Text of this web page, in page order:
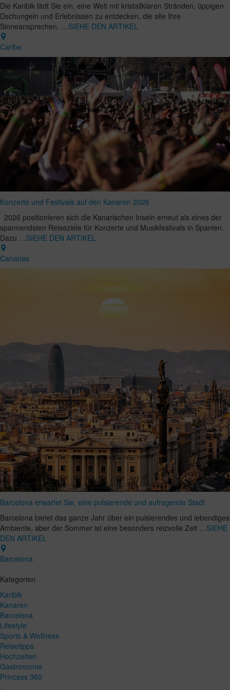
Die Karibik lädt Sie ein, eine Welt mit kristallklaren Stränden, üppigen
Dschungeln und Erlebnissen zu entdecken, die alle Ihre
Sinneansprechen. …SIEHE DEN ARTIKEL
Caribe
Konzerte und Festivals auf den Kanaren 2026
2026 positionieren sich die Kanarischen Inseln erneut als eines der
spannendsten Reiseziele für Konzerte und Musikfestivals in Spanien.
Dazu …SIEHE DEN ARTIKEL
Canarias
Barcelona erwartet Sie, eine pulsierende und aufregende Stadt
Barcelona bietet das ganze Jahr über ein pulsierendes und lebendiges
Ambiente, aber der Sommer ist eine besonders reizvolle Zeit …SIEHE
DEN ARTIKEL
Barcelona
Kategorien
Karibik
Kanaren
Barcelona
Lifestyle
Sports & Wellness
Reisetipps
Hochzeiten
Gastronomie
Princess 360